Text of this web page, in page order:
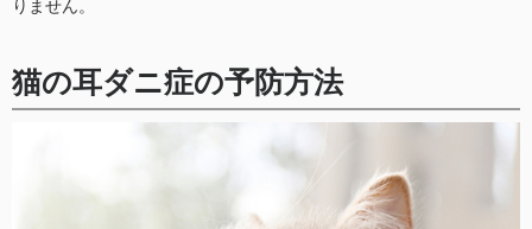
りません。
猫の耳ダニ症の予防方法